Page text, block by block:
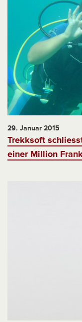
29. Januar 2015
Trekksoft
einer Million